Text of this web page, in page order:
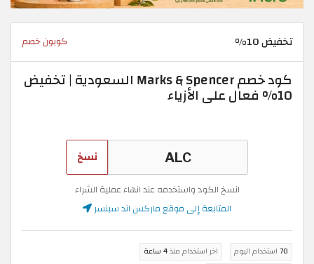
تخفيض 10% كوبون خصم
كود خصم Marks & Spencer السعودية | تخفيض
10% فعال على الأزياء
نسخ
انسخ الكود واستخدمه عند انهاء عملية الشراء
المتابعة إلى موقع ماركس اند سبنسر
70 استخدام اليوم اخر استخدام منذ4 ساعة